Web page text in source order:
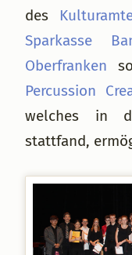
des
Sparkasse
Oberfranken
Percussion
welches in
stattfand,